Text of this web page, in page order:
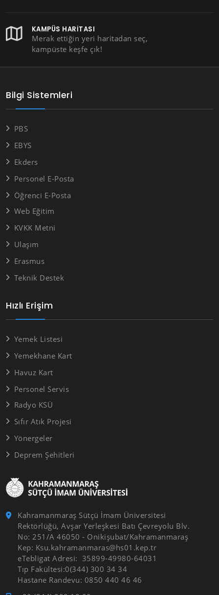
KAMPÜS HARITASI
Merak ettiğin yeri haritadan seç,
kampüste keşfe çık!
Kahramanmaraş Sütçü İmam Üniversitesi
Rektörlüğü, Avşar Yerleşkesi Batı Çevreyolu Blv.
No: 251/A 46050 - Onikişubat/Kahramanmaraş
Kep: Ksu.kahramanmaras@hs01.kep.tr
eTebligat Adresi: 35899-49980-64031
Tıp Fakültesi:0(344) 300 34 34
Hastane Randevu: 0850 440 46 46
Hızlı Erişim
Yemek Listesi
Yemekhane Kart
Havuz Kart
Personel Servis
Radyo KSÜ
Sıfır Atık Projesi
Yönergeler
Deprem Şehitleri
Bilgi Sistemleri
PBS
EBYS
Ekders
Personel E-Posta
Öğrenci E-Posta
Web Eğitim
KVKK Metni
Ulaşım
Erasmus
Teknik Destek